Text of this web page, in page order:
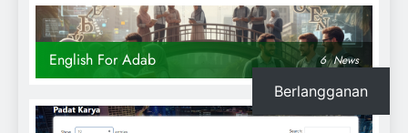
English For Adab 6 News
Berlangganan